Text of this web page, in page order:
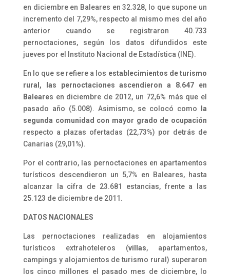
en diciembre en Baleares en 32.328, lo que supone un
incremento del 7,29%, respecto al mismo mes del año
anterior cuando se registraron 40.733
pernoctaciones, según los datos difundidos este
jueves por el Instituto Nacional de Estadística (INE).
En lo que se refiere a los establecimientos de turismo
rural, las pernoctaciones ascendieron a 8.647 en
Baleares en diciembre de 2012, un 72,6% más que el
pasado año (5.008). Asimismo, se colocó como
la
segunda comunidad con mayor grado de ocupación
respecto a plazas ofertadas (22,73%) por detrás de
Canarias (29,01%).
Por el contrario, las pernoctaciones en apartamentos
turísticos descendieron un 5,7% en Baleares, hasta
alcanzar la cifra de 23.681 estancias, frente a las
25.123 de diciembre de 2011.
DATOS NACIONALES
Las pernoctaciones realizadas en alojamientos
turísticos extrahoteleros (villas, apartamentos,
campings y alojamientos de turismo rural) superaron
los cinco millones el pasado mes de diciembre, lo